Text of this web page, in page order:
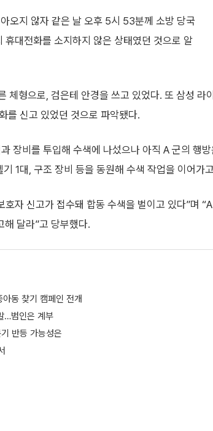
오지 않자 같은 날 오후 5시 53분께 소방 당국
휴대전화를 소지하지 않은 상태였던 것으로 알
형으로, 검은테 안경을 쓰고 있었다. 또 삼성 라
를 신고 있었던 것으로 파악됐다.
장비를 투입해 수색에 나섰으나 아직 A 군의 행
1대, 구조 장비 등을 동원해 수색 작업을 이어가
호자 신고가 접수돼 합동 수색을 벌이고 있다”며
해 달라”고 당부했다.
동 찾기 캠페인 전개
…범인은 계부
반등 가능성은